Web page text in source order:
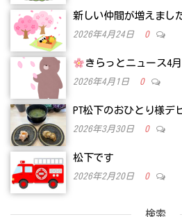
新しい仲間が増えまし
2026年4月24日 0
きらっとニュース4
2026年4月1日 0
PT松下のおひとり様デ
2026年3月30日 0
松下です
2026年2月20日 0
検索